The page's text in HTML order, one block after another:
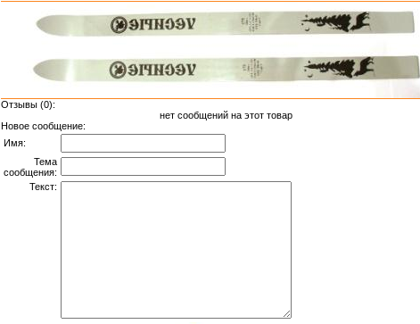
Отзывы (0):
нет сообщений на этот товар
Новое сообщение:
Имя:
Тема
сообщения:
Текст: